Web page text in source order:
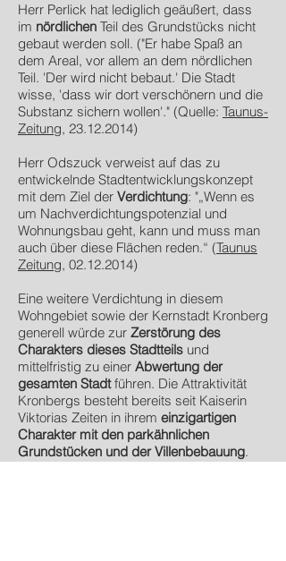
Herr Perlick hat lediglich geäußert, dass
im nördlichen Teil des Grundstücks nicht
gebaut werden soll. ("Er habe Spaß an
dem Areal, vor allem an dem nördlichen
Teil. 'Der wird nicht bebaut.' Die Stadt
wisse, 'dass wir dort verschönern und die
Substanz sichern wollen'." (Quelle: Taunus-
Zeitung, 23.12.2014)
Herr Odszuck verweist auf das zu
entwickelnde Stadtentwicklungskonzept
mit dem Ziel der Verdichtung: "„Wenn es
um Nachverdichtungspotenzial und
Wohnungsbau geht, kann und muss man
auch über diese Flächen reden.“ (Taunus
Zeitung, 02.12.2014)
Eine weitere Verdichtung in diesem
Wohngebiet sowie der Kernstadt Kronberg
generell würde zur Zerstörung des
Charakters dieses Stadtteils und
mittelfristig zu einer Abwertung der
gesamten Stadtführen. Die Attraktivität
Kronbergs besteht bereits seit Kaiserin
Viktorias Zeiten in ihrem einzigartigen
Charakter mit den parkähnlichen
Grundstücken und der Villenbebauung.